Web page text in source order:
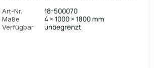
Art-Nr. 18-500070
Maße 4 × 1000 × 1800 mm
Verfügbar unbegrenzt